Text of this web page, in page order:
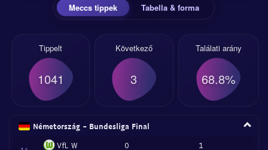
Meccs tippek Tabella & forma
Tippelt
1041
Következő
3
Találati arány
68.8%
Németország - Bundesliga Final
VfL W
0
1